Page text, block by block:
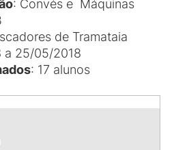
: Convés e Máquinas
de Tramataia
a 25/05/2018
: 17 alunos